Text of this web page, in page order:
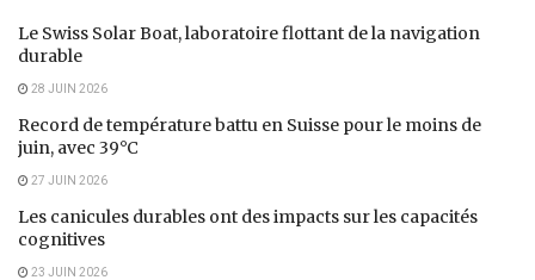
Le Swiss Solar Boat, laboratoire flottant de la navigation
durable
28 JUIN 2026
Record de température battu en Suisse pour le moins de
juin, avec 39°C
27 JUIN 2026
Les canicules durables ont des impacts sur les capacités
cognitives
23 JUIN 2026